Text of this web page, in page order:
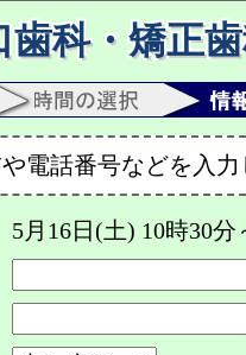
歯科・矯正
電話番号などを入力
5月16日(土) 10時30分